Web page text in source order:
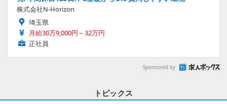
株式会社N-Horizon
埼玉県
月給30万9,000円～32万円
正社員
Sponsored by
トピックス